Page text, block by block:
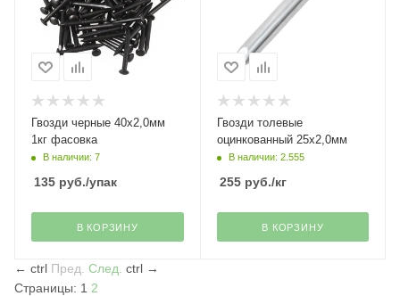
Гвозди черные 40х2,0мм
1кг фасовка
В наличии: 7
135 руб./упак
В КОРЗИНУ
Гвозди толевые
оцинкованный 25х2,0мм
В наличии: 2.555
255руб./кг
В КОРЗИНУ
← ctrl Пред. След. ctrl →
Страницы: 1 2